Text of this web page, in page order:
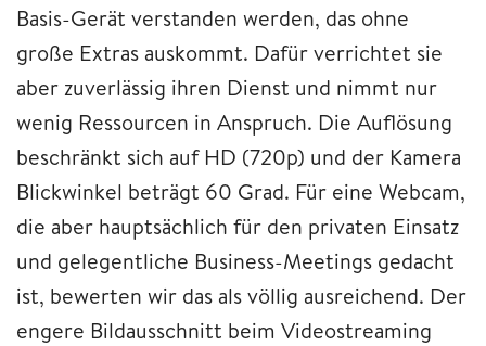
Basis-Gerät verstanden werden, das ohne
große Extras auskommt. Dafür verrichtet sie
aber zuverlässig ihren Dienst und nimmt nur
wenig Ressourcen in Anspruch. Die Auflösung
beschränkt sich auf HD (720p) und der Kamera
Blickwinkel beträgt 60 Grad. Für eine Webcam,
die aber hauptsächlich für den privaten Einsatz
und gelegentliche Business-Meetings gedacht
ist, bewerten wir das als völlig ausreichend. Der
engere Bildausschnitt beim Videostreaming